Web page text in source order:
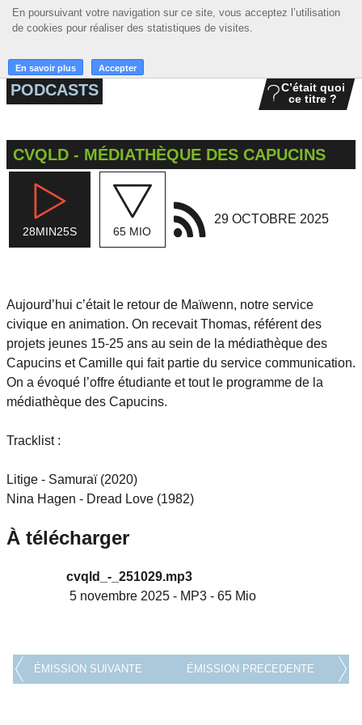
En poursuivant votre navigation sur ce site, vous acceptez l’utilisation
de cookies pour réaliser des statistiques de visites.
En savoir plus Accepter
En poursuivant votre navigation sur ce site, vous acceptez l’utilisation
de cookies pour réaliser des statistiques de visites.
En savoir plus Accepter
☰ MENU
ACCUEIL
GRILLE
MUSIQUE
ACTIONS
PODCASTS
C’était quoi
ce titre ?
CVQLD - MÉDIATHÈQUE DES CAPUCINS
28MIN25S 65 MIO
29 OCTOBRE 2025
Aujourd’hui c’était le retour de Maïwenn, notre service
civique en animation. On recevait Thomas, référent des
projets jeunes 15-25 ans au sein de la médiathèque des
Capucins et Camille qui fait partie du service communication.
On a évoqué l’offre étudiante et tout le programme de la
médiathèque des Capucins.
Tracklist :
Litige - Samuraï (2020)
Nina Hagen - Dread Love (1982)
À télécharger
cvqld_-_251029.mp3
5 novembre 2025 - MP3 - 65 Mio
ÉMISSION SUIVANTE ÉMISSION PRECEDENTE